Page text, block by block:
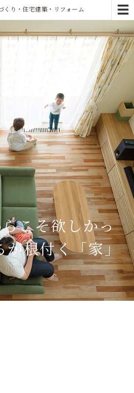
☰
くり・住宅建築・リフォーム
こそ欲しかっ
が根付く「家」